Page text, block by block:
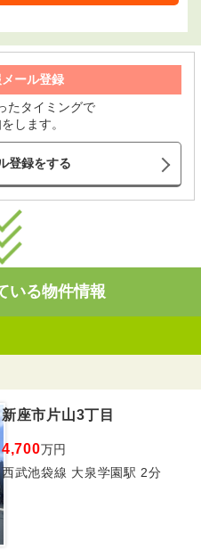
ール登録
たタイミングで
します。
登録をする
いる物件情報
新座市片山3丁目
4,700万円
西武池袋線 大泉学園駅 2分